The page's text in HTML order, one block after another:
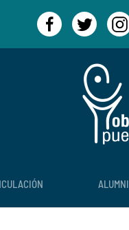
ALUMNI